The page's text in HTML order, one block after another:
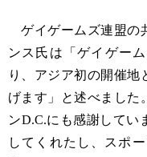
ゲイゲームズ連盟の
ンス氏は「ゲイゲー
り、アジア初の開催地
げます」と述べました
ンD.C.にも感謝してい
してくれたし、スポ